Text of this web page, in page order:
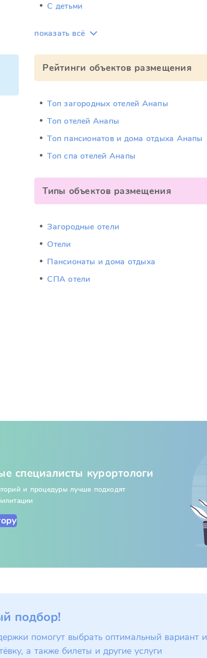
С детьми
показать всё
Рейтинги объектов размещения
Топ загородных отелей Анапы
Топ отелей Анапы
Топ пансионатов и дома отдыха Анапы
Топ спа отелей Анапы
Типы объектов размещения
Загородные отели
Отели
Пансионаты и дома отдыха
СПА отели
специалисты курортологи
и процедуры лучше подходят
подбор!
помогут выбрать оптимальный вариант и
а также билеты и другие услуги